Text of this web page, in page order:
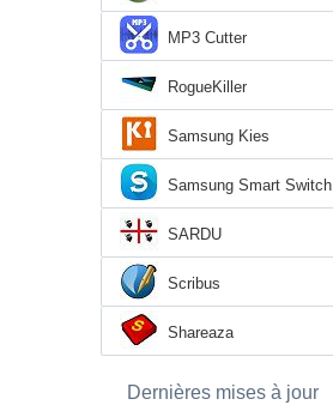
MP3 Cutter
RogueKiller
Samsung Kies
Samsung Smart Switch
SARDU
Scribus
Shareaza
Dernières mises à jour